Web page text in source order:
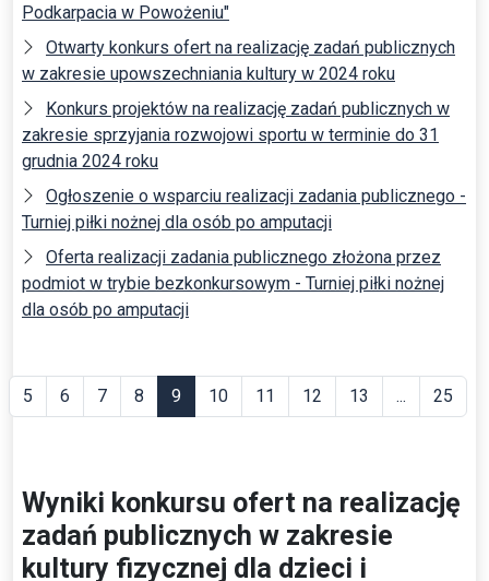
Podkarpacia w Powożeniu"
Otwarty konkurs ofert na realizację zadań publicznych
w zakresie upowszechniania kultury w 2024 roku
Konkurs projektów na realizację zadań publicznych w
zakresie sprzyjania rozwojowi sportu w terminie do 31
grudnia 2024 roku
Ogłoszenie o wsparciu realizacji zadania publicznego -
Turniej piłki nożnej dla osób po amputacji
Oferta realizacji zadania publicznego złożona przez
podmiot w trybie bezkonkursowym - Turniej piłki nożnej
dla osób po amputacji
5 6 7 8 9 10 11 12 13 ... 25
Wyniki konkursu ofert na realizację
zadań publicznych w zakresie
kultury fizycznej dla dzieci i